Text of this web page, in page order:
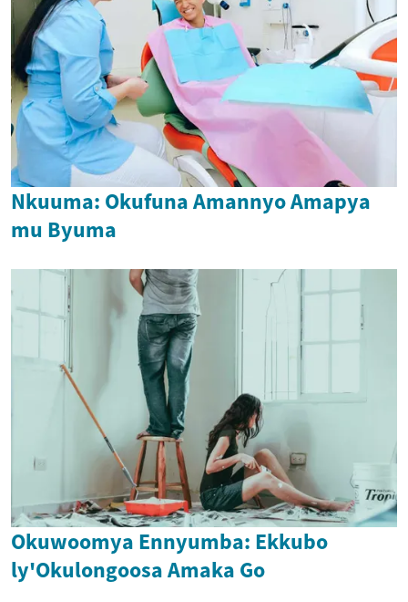
Nkuuma: Okufuna Amannyo Amapya
mu Byuma
Okuwoomya Ennyumba: Ekkubo
ly'Okulongoosa Amaka Go